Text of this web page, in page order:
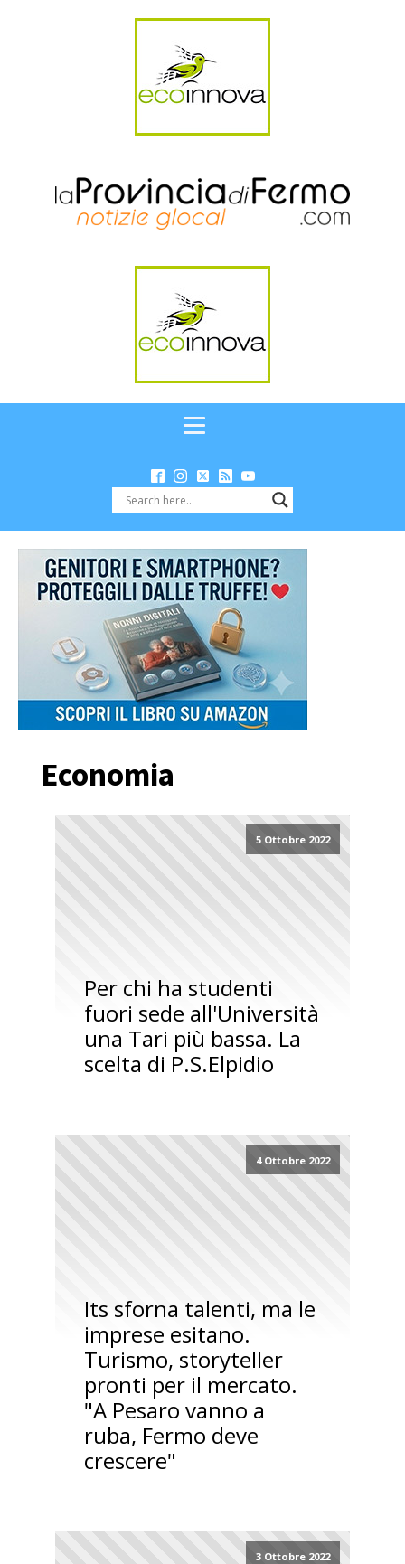
Economia
5 Ottobre 2022
Per chi ha studenti
fuori sede all'Università
una Tari più bassa. La
scelta di P.S.Elpidio
4 Ottobre 2022
Its sforna talenti, ma le
imprese esitano.
Turismo, storyteller
pronti per il mercato.
"A Pesaro vanno a
ruba, Fermo deve
crescere"
3 Ottobre 2022